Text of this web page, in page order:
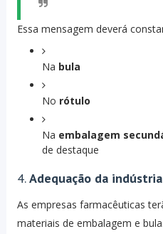
Essa mensagem deverá
Na bula
No rótulo
Na embalagem
de destaque
4.Adequação da
As empresas farmacêuticas
materiais de embalagem e